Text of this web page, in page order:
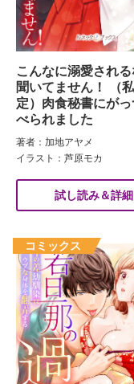
こんなに溺愛され
聞いてません！ （
定）肉食秘書にが
べられました
著者：加地アヤメ
イラスト：芦原モカ
試し読み＆詳細